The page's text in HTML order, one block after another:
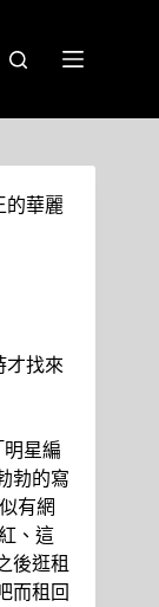
的華麗
才找來
星編
勃的寫
有網
、這
後逛租
而租回